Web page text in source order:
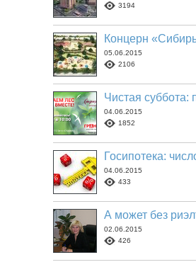
3194
Концерн
05.06.2015
2106
Чистая суббота:
04.06.2015
1852
Госипотека:
04.06.2015
433
А может без
02.06.2015
426